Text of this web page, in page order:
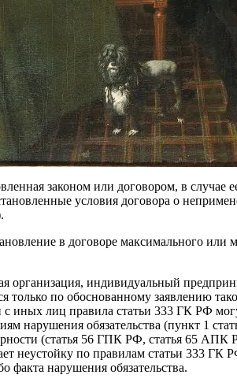
законом или договором, в
условия договора о
в договоре максимального или
организация, индивидуальный
только по обоснованному заявлению
лиц правила статьи 333 ГК РФ
нарушения обязательства (пункт 1
(статья 56 ГПК РФ, статья 65
неустойку по правилам статьи 333 ГК
факта нарушения обязательства.